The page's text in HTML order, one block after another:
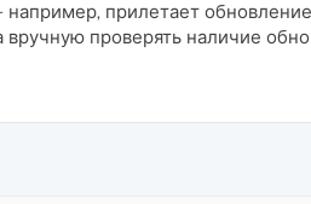
например, прилетает
проверять наличие